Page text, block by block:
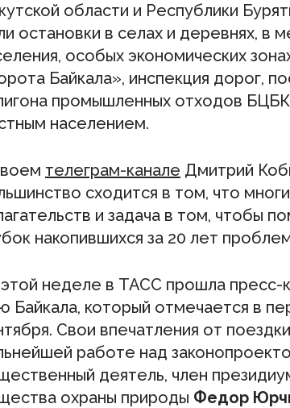
области и Республики
остановки в селах и деревнях, в
особых экономических
Байкала», инспекция дорог,
промышленных отходов
населением.
телеграм-канале Дмитрий
сходится в том, что
и задача в том, чтобы
накопившихся за 20 лет
неделе в ТАСС прошла пресс-
Байкала, который отмечается в
Свои впечатления от
работе над
деятель, член
охраны природы Федор